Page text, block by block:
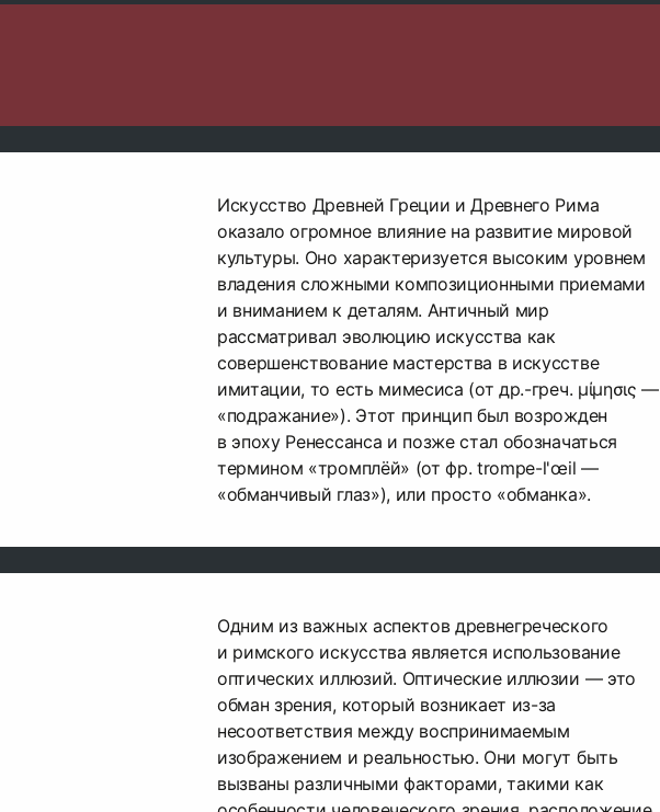
Искусство Древней Греции и Древнего Рима
оказало огромное влияние на развитие мировой
культуры. Оно характеризуется высоким уровнем
владения сложными композиционными приемами
и вниманием к деталям. Античный мир
рассматривал эволюцию искусства как
совершенствование мастерства в искусстве
имитации, то есть мимесиса (от др.-греч. μίμησις —
«подражание»). Этот принцип был возрожден
в эпоху Ренессанса и позже стал обозначаться
термином «тромплёй» (от фр. trompe-l'œil —
«обманчивый глаз»), или просто «обманка».
Одним из важных аспектов древнегреческого
и римского искусства является использование
оптических иллюзий. Оптические иллюзии — это
обман зрения, который возникает из-за
несоответствия между воспринимаемым
изображением и реальностью. Они могут быть
вызваны различными факторами, такими как